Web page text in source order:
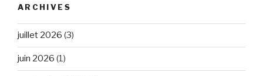
ARCHIVES
juillet 2026 (3)
juin 2026 (1)